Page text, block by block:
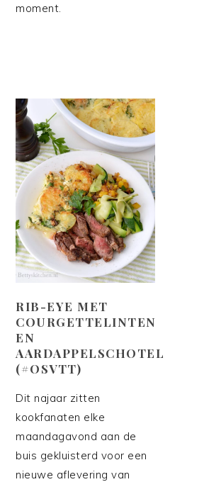
moment.
RIB-EYE MET
COURGETTELINTEN
EN
AARDAPPELSCHOTEL
(#OSVTT)
Dit najaar zitten
kookfanaten elke
maandagavond aan de
buis gekluisterd voor een
nieuwe aflevering van